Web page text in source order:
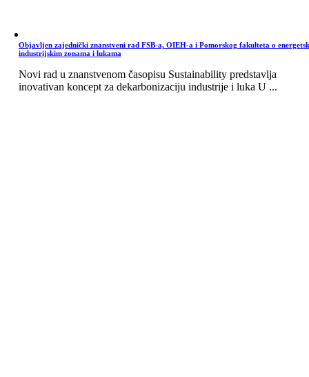
Objavljen zajednički znanstveni rad FSB-a, OIEH-a i Pomorskog fakulteta o
industrijskim zonama i lukama
Novi rad u znanstvenom časopisu Sustainability predstavlja
inovativan koncept za dekarbonizaciju industrije i luka U ...